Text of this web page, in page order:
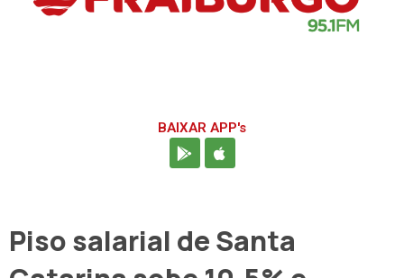
BAIXAR APP's
Piso salarial de Santa